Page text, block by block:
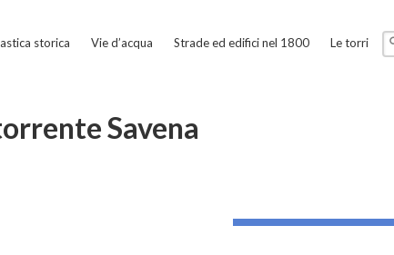
storica Vie d’acqua Strade ed edifici nel 1800 Le torri
Savena